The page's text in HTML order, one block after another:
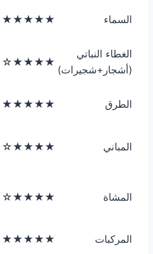
السماء ★★★★★
الغطاء النباتي
(أشجار+شجيرات)
★★★★☆
الطرق ★★★★★
المباني ★★★★☆
المشاة ★★★★☆
المركبات ★★★★★